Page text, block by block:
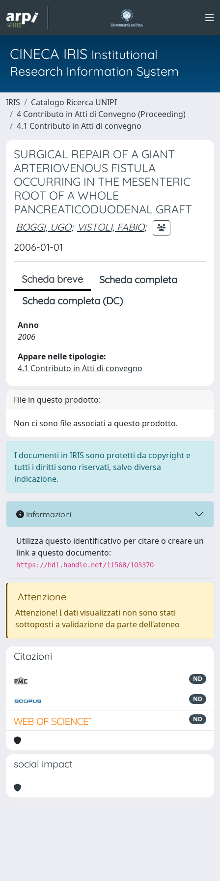
CINECA IRIS Institutional
Research Information System
IRIS
Catalogo Ricerca UNIPI
4 Contributo in Atti di Convegno (Proceeding)
4.1 Contributo in Atti di convegno
SURGICAL REPAIR OF A GIANT
ARTERIOVENOUS FISTULA
OCCURRING IN THE MESENTERIC
ROOT OF A WHOLE
PANCREATICODUODENAL GRAFT
BOGGI, UGO; VISTOLI, FABIO;
2006-01-01
Scheda breve
Scheda completa
Scheda completa (DC)
Anno
2006
Appare nelle tipologie:
4.1 Contributo in Atti di convegno
File in questo prodotto:
Non ci sono file associati a questo prodotto.
I documenti in IRIS sono protetti da copyright e
tutti i diritti sono riservati, salvo diversa
indicazione.
Informazioni
Utilizza questo identificativo per citare o creare un
link a questo documento:
https://hdl.handle.net/11568/103370
Attenzione
Attenzione! I dati visualizzati non sono stati
sottoposti a validazione da parte dell'ateneo
Citazioni
ND
ND
ND
social impact